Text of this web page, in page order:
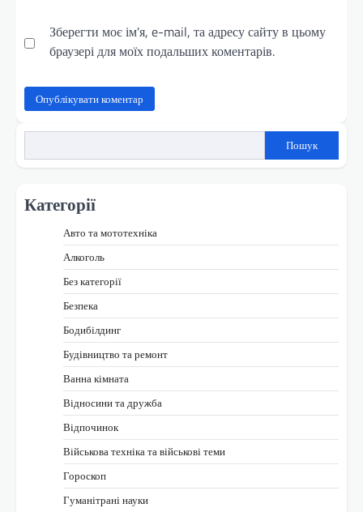
Зберегти моє ім'я, e-mail, та адресу сайту в цьому
браузері для моїх подальших коментарів.
Пошук
Категорії
Авто та мототехніка
Алкоголь
Без категорії
Безпека
Бодибілдинг
Будівництво та ремонт
Ванна кімната
Відносини та дружба
Відпочинок
Військова техніка та військові теми
Гороскоп
Гуманітрані науки